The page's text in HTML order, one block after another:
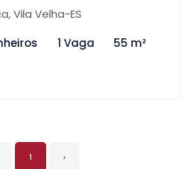
Vila Velha-ES
1 Vaga 55 m²
1 ›